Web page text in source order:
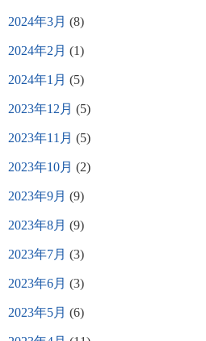
2024年3月 (8)
2024年2月 (1)
2024年1月 (5)
2023年12月 (5)
2023年11月 (5)
2023年10月 (2)
2023年9月 (9)
2023年8月 (9)
2023年7月 (3)
2023年6月 (3)
2023年5月 (6)